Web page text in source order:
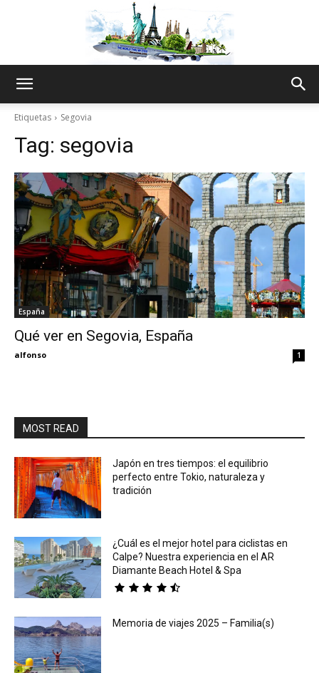
Thru
My
Etiquetas Segovia
Tag: segovia
España
Qué ver en Segovia, España
alfonso 1
MOST READ
Japón en tres tiempos: el equilibrio
perfecto entre Tokio, naturaleza y
tradición
¿Cuál es el mejor hotel para ciclistas en
Calpe? Nuestra experiencia en el AR
Diamante Beach Hotel & Spa
Memoria de viajes 2025 – Familia(s)